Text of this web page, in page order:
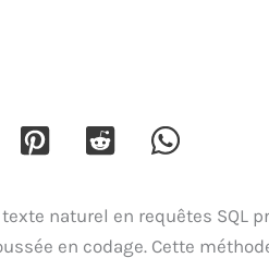
naturel en requêtes SQL
en codage. Cette